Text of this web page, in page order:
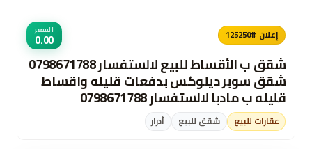
إعلان #125250 السعر
0.00
شقق ب الأقساط للبيع لالستفسار 0798671788
شقق سوبر ديلوكس بدفعات قليله واقساط
قليله ب مادبا لالستفسار 0798671788
عقارات للبيع شقق للبيع أدرار